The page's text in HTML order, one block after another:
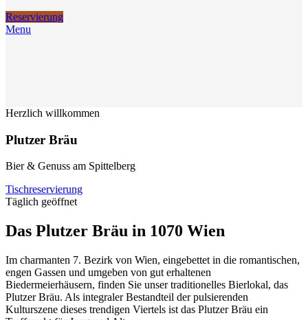
Reservierung
Menu
Herzlich willkommen
Plutzer Bräu
Bier & Genuss am Spittelberg
Tischreservierung
Täglich geöffnet
Das Plutzer Bräu in 1070 Wien
Im charmanten 7. Bezirk von Wien, eingebettet in die romantischen,
engen Gassen und umgeben von gut erhaltenen
Biedermeierhäusern, finden Sie unser traditionelles Bierlokal, das
Plutzer Bräu. Als integraler Bestandteil der pulsierenden
Kulturszene dieses trendigen Viertels ist das Plutzer Bräu ein